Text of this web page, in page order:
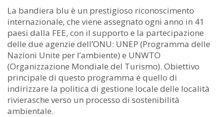
La bandiera blu è un prestigioso riconoscimento
internazionale, che viene assegnato ogni anno in 41
paesi dalla FEE, con il supporto e la partecipazione
delle due agenzie dell’ONU: UNEP (Programma delle
Nazioni Unite per l’ambiente) e UNWTO
(Organizzazione Mondiale del Turismo). Obiettivo
principale di questo programma è quello di
indirizzare la politica di gestione locale delle località
rivierasche verso un processo di sostenibilità
ambientale.